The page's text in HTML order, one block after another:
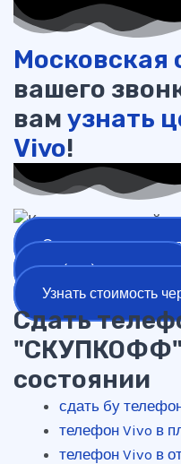
Московская
вашего
вам узнать
Vivo!
Оставить заявку на
+7 (977) 777-25-24
Узнать стоимость
Сдать
состоянии
сдать бу
телефон Vivo в
телефон Vivo в